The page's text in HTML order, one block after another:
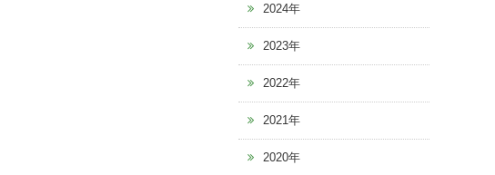
2024年
2023年
2022年
2021年
2020年